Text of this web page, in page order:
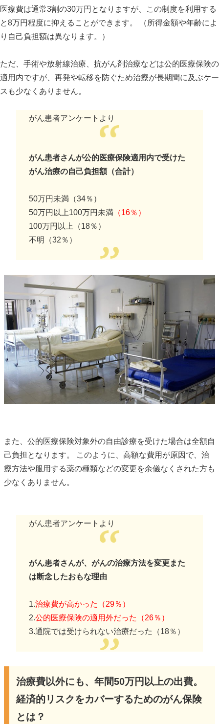
医療費は通常3割の30万円となりますが、この制度を利用する
と8万円程度に抑えることができます。 （所得金額や年齢によ
り自己負担額は異なります。）
ただ、手術や放射線治療、抗がん剤治療などは公的医療保険の
適用内ですが、再発や転移を防ぐため治療が長期間に及ぶケー
スも少なくありません。
がん患者アンケートより
がん患者さんが公的医療保険適用内で受けた
がん治療の自己負担額（合計）
50万円未満（34％）
50万円以上100万円未満 （16％）
100万円以上（18％）
不明（32％）
また、公的医療保険対象外の自由診療を受けた場合は全額自
己負担となります。 このように、高額な費用が原因で、治
療方法や服用する薬の種類などの変更を余儀なくされた方も
少なくありません。
がん患者アンケートより
がん患者さんが、がんの治療方法を変更また
は断念したおもな理由
1.治療費が高かった（29％）
2.公的医療保険の適用外だった（26％）
3.通院では受けられない治療だった（18％）
治療費以外にも、年間50万円以上の出費。
経済的リスクをカバーするためのがん保険
とは？